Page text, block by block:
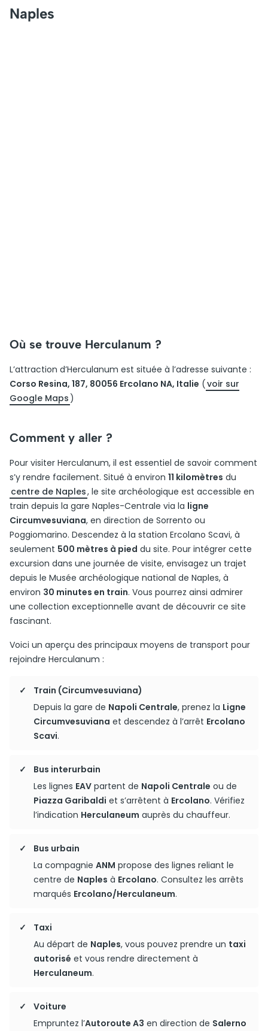
Naples
Où se trouve Herculanum ?
L’attraction d’Herculanum est située à l’adresse suivante :
Corso Resina, 187, 80056 Ercolano NA, Italie (voir sur
Google Maps )
Comment y aller ?
Pour visiter Herculanum, il est essentiel de savoir comment
s’y rendre facilement. Situé à environ 11 kilomètres du
centre de Naples, le site archéologique est accessible en
train depuis la gare Naples-Centrale via la ligne
Circumvesuviana, en direction de Sorrento ou
Poggiomarino. Descendez à la station Ercolano Scavi, à
seulement 500 mètres à pied du site. Pour intégrer cette
excursion dans une journée de visite, envisagez un trajet
depuis le Musée archéologique national de Naples, à
environ 30 minutes en train. Vous pourrez ainsi admirer
une collection exceptionnelle avant de découvrir ce site
fascinant.
Voici un aperçu des principaux moyens de transport pour
rejoindre Herculanum :
Train (Circumvesuviana)
Depuis la gare de Napoli Centrale, prenez la Ligne
Circumvesuviana et descendez à l’arrêt Ercolano
Scavi.
Bus interurbain
Les lignes EAV partent de Napoli Centrale ou de
Piazza Garibaldi et s’arrêtent à Ercolano. Vérifiez
l’indication Herculaneum auprès du chauffeur.
Bus urbain
La compagnie ANM propose des lignes reliant le
centre de Naples à Ercolano. Consultez les arrêts
marqués Ercolano/Herculaneum.
Taxi
Au départ de Naples, vous pouvez prendre un taxi
autorisé et vous rendre directement à
Herculaneum.
Voiture
Empruntez l’Autoroute A3 en direction de Salerno